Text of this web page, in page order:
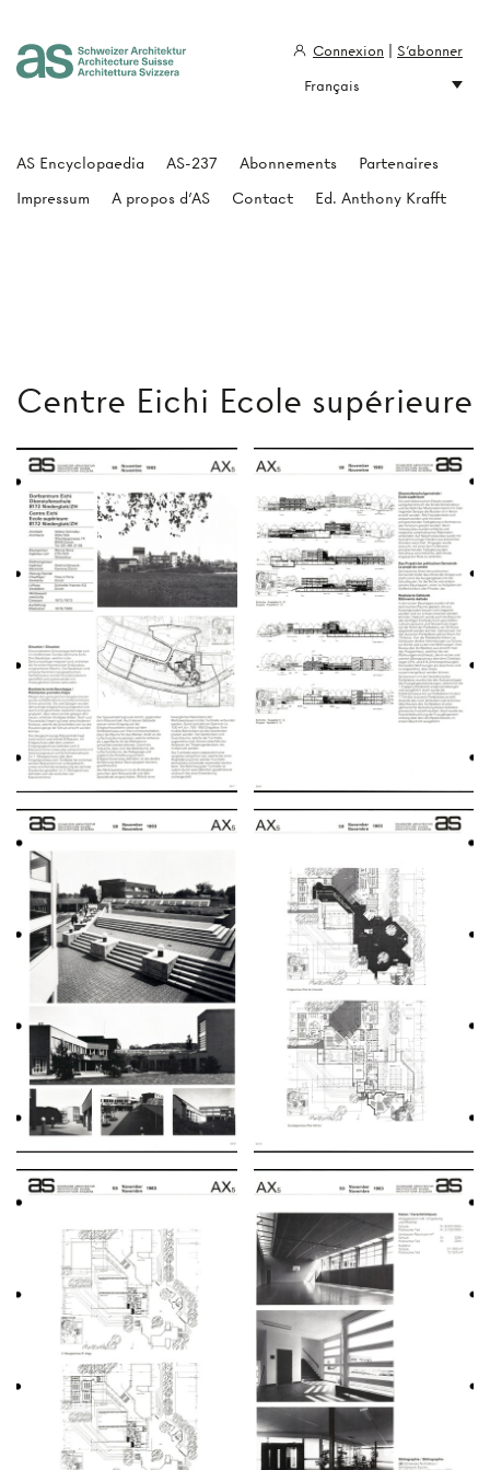
Centre Eichi Ecole supérieure
AS Encyclopaedia AS-237 Abonnements
Partenaires
Impressum
A propos d'AS Contact Ed. Anthony Krafft
Connexion
S'abonner
Français